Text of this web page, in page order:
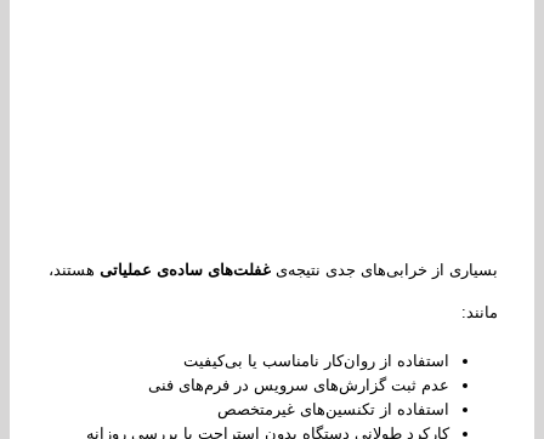
از خرابی‌های جدی نتیجه‌یغفلت‌های ساده‌ی عملیاتیهستند،
استفاده از روان‌کار نامناسب یا بی‌کیفیت
عدم ثبت گزارش‌های سرویس در فرم‌های فنی
استفاده از تکنسین‌های غیرمتخصص
کارکرد طولانی دستگاه بدون استراحت یا بررسی روزانه